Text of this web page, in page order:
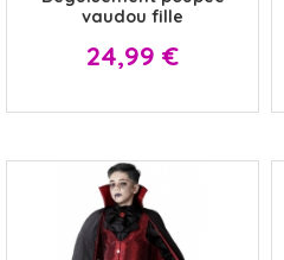
vaudou fille
Prix
24,99 €